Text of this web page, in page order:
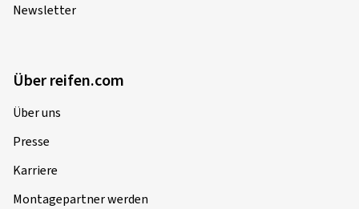
Newsletter
Über reifen.com
Über uns
Presse
Karriere
Montagepartner werden